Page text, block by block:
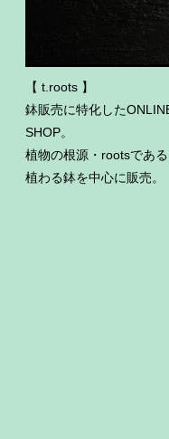
【 t.roots 】
鉢販売に特化した
SHOP。
植物の根源・rootsであ
植わる鉢を中心に販売。